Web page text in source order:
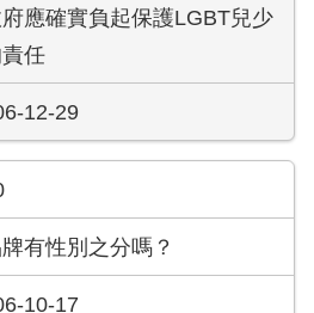
應確實負起保護LGBT兒少
任
12-29
有性別之分嗎？
10-17